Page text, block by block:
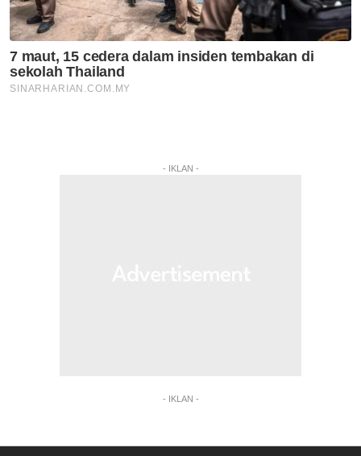
- IKLAN -
- IKLAN -